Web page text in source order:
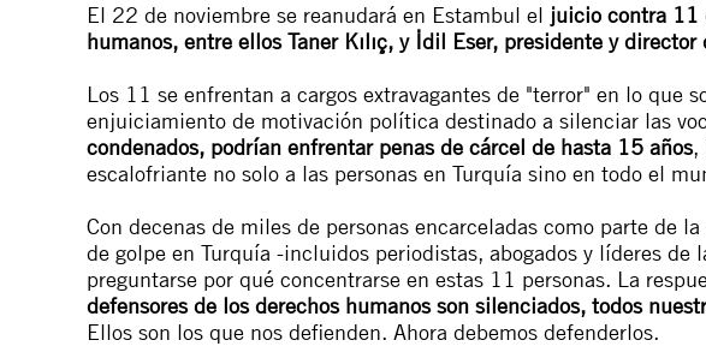
El 22 de noviembre se reanudará en Estambul el juicio contra 11
humanos, entre ellos Taner Kılıç, y İdil Eser, presidente y
Los 11 se enfrentan a cargos extravagantes de "terror" en lo que
enjuiciamiento de motivación política destinado a silenciar las
condenados, podrían enfrentar penas de cárcel de hasta 15 años,
escalofriante no solo a las personas en Turquía sino en todo el
Con decenas de miles de personas encarceladas como parte de
de golpe en Turquía -incluidos periodistas, abogados y líderes de
preguntarse por qué concentrarse en estas 11 personas. La
defensores de los derechos humanos son silenciados, todos
Ellos son los que nos defienden. Ahora debemos defenderlos.